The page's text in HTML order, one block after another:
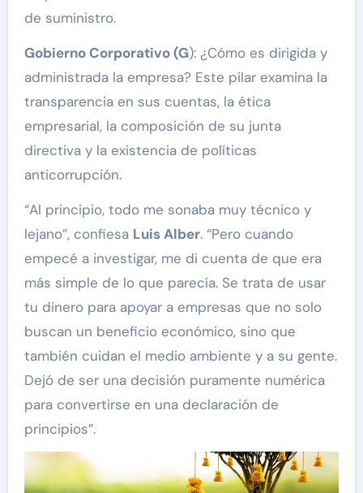
de suministro.
Gobierno Corporativo (G): ¿Cómo es dirigida y
administrada la empresa? Este pilar examina la
transparencia en sus cuentas, la ética
empresarial, la composición de su junta
directiva y la existencia de políticas
anticorrupción.
“Al principio, todo me sonaba muy técnico y
lejano”, confiesa Luis Alber. “Pero cuando
empecé a investigar, me di cuenta de que era
más simple de lo que parecía. Se trata de usar
tu dinero para apoyar a empresas que no solo
buscan un beneficio económico, sino que
también cuidan el medio ambiente y a su gente.
Dejó de ser una decisión puramente numérica
para convertirse en una declaración de
principios”.